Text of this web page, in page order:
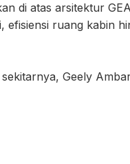
di atas arsitektur
ruang kabin
Geely